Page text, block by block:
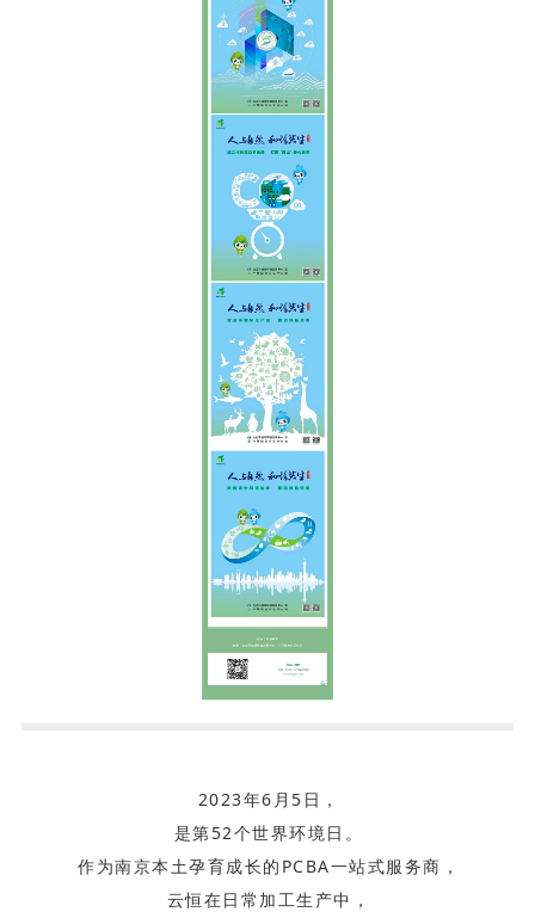
2023年6月5日，
是第52个世界环境日。
作为南京本土孕育成长的PCBA一站式服务商，
云恒在日常加工生产中，